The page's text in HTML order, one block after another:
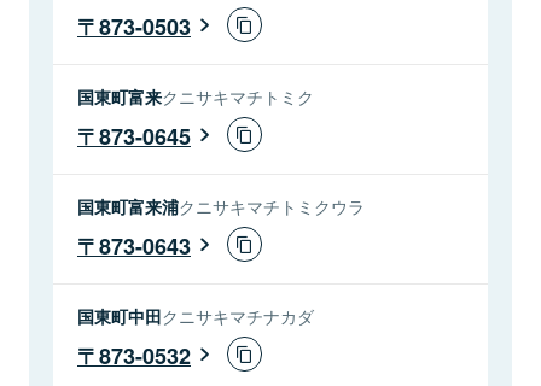
873-0503
国東町富来クニサキマチトミク
873-0645
国東町富来浦クニサキマチトミクウラ
873-0643
国東町中田クニサキマチナカダ
873-0532